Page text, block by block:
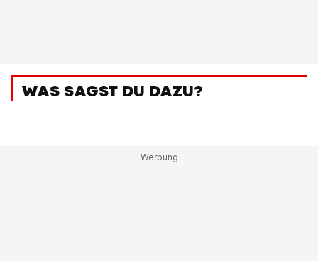
WAS SAGST DU DAZU?